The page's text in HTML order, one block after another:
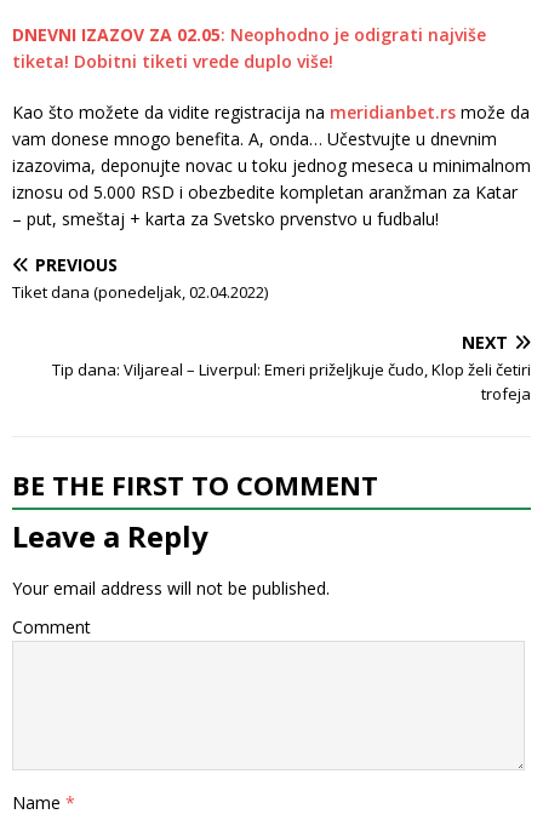
DNEVNI IZAZOV ZA 02.05: Neophodno je odigrati najviše
tiketa! Dobitni tiketi vrede duplo više!
Kao što možete da vidite registracija na meridianbet.rs može da
vam donese mnogo benefita. A, onda… Učestvujte u dnevnim
izazovima, deponujte novac u toku jednog meseca u minimalnom
iznosu od 5.000 RSD i obezbedite kompletan aranžman za Katar
– put, smeštaj + karta za Svetsko prvenstvo u fudbalu!
PREVIOUS
Tiket dana (ponedeljak, 02.04.2022)
NEXT
Tip dana: Viljareal – Liverpul: Emeri priželjkuje čudo, Klop želi četiri
trofeja
BE THE FIRST TO COMMENT
Leave a Reply
Your email address will not be published.
Comment
Name *